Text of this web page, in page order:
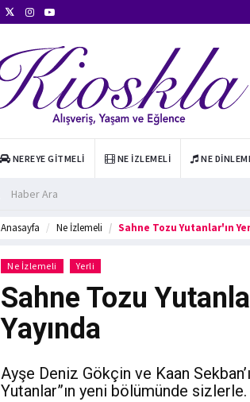
NEREYE GITMELI NE İZLEMELI NE
Anasayfa Ne İzlemeli Sahne Tozu Yutanlar'ın
Ne İzlemeli Yerli
Sahne Tozu
Yayında
Ayşe Deniz Gökçin ve Kaan
Yutanlar”ın yeni bölümünde